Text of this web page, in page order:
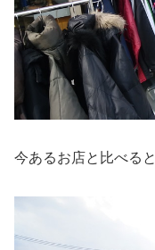
今あるお店と比べる